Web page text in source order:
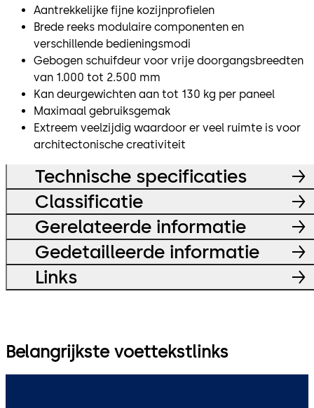
Aantrekkelijke fijne kozijnprofielen
Brede reeks modulaire componenten en
verschillende bedieningsmodi
Gebogen schuifdeur voor vrije doorgangsbreedten
van 1.000 tot 2.500 mm
Kan deurgewichten aan tot 130 kg per paneel
Maximaal gebruiksgemak
Extreem veelzijdig waardoor er veel ruimte is voor
architectonische creativiteit
Technische specificaties
Classificatie
Gerelateerde informatie
Gedetailleerde informatie
Links
Belangrijkste voettekstlinks